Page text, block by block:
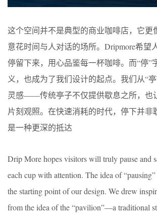
这个空间并不是典型的商业咖啡店，它更
意花时间与人对话的场所。Dripmore希望
停留下来，用心品鉴每一杯咖啡。而“停”
义，也成为了我们设计的起点。我们从“
灵感——传统亭子不仅提供歇息之所，也
片刻观照。在快速消耗的时代，停下并非
是一种更深的抵达
Drip More hopes visitors will truly pause and
each cup with attention. The idea of “pausing”
the starting point of our design. We drew
from the idea of the “pavilion”—a traditional